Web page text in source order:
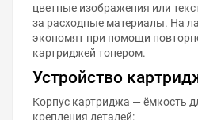
цветные изображения или
за расходные материалы. На
экономят при помощи
картриджей тонером.
Устройство
Корпус картриджа — ёмкость
крепления деталей: